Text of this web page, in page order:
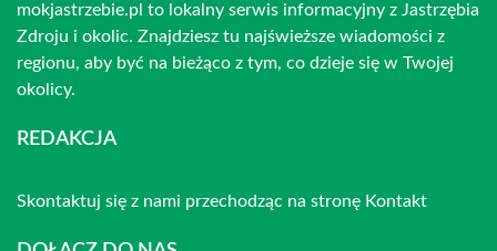
mokjastrzebie.pl to lokalny serwis informacyjny z Jastrzębia
Zdroju i okolic. Znajdziesz tu najświeższe wiadomości z
regionu, aby być na bieżąco z tym, co dzieje się w Twojej
okolicy.
REDAKCJA
Skontaktuj się z nami przechodząc na stronę Kontakt